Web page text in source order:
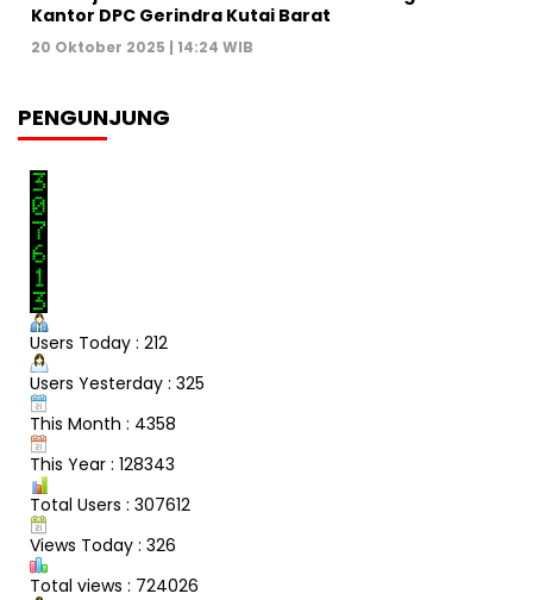
Kantor DPC Gerindra Kutai Barat
20 Oktober 2025 | 14:24 WIB
PENGUNJUNG
Users Today : 212
Users Yesterday : 325
This Month : 4358
This Year : 128343
Total Users : 307612
Views Today : 326
Total views : 724026